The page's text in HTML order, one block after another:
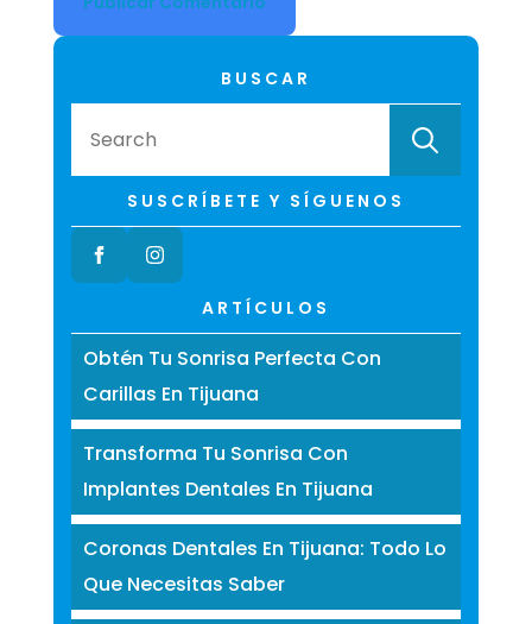
BUSCAR
SUSCRÍBETE Y SÍGUENOS
ARTÍCULOS
Obtén Tu Sonrisa Perfecta Con
Carillas En Tijuana
Transforma Tu Sonrisa Con
Implantes Dentales En Tijuana
Coronas Dentales En Tijuana: Todo Lo
Que Necesitas Saber